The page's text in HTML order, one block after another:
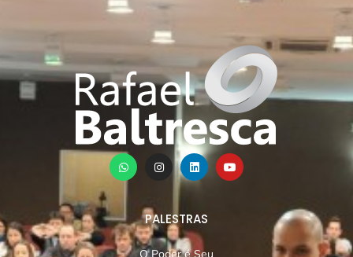
PALESTRAS
O Poder é Seu